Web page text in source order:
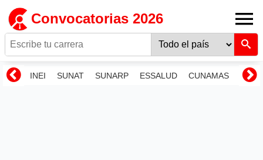
Convocatorias 2026
INEI SUNAT SUNARP ESSALUD CUNAMAS